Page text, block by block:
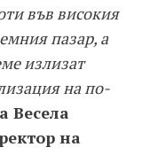
във високия
пазар, а
излизат
на по-
Весела
на